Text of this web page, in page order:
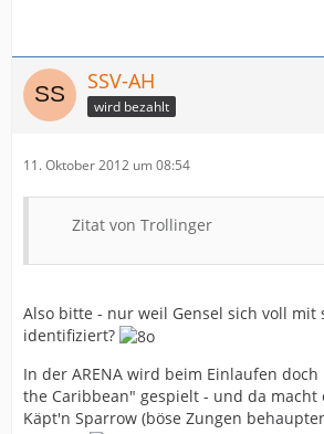
SSV-AH
wird bezahlt
11. Oktober 2012 um 08:54
Zitat von Trollinger
Also bitte - nur weil Gensel sich voll mit
identifiziert?
In der ARENA wird beim Einlaufen
the Caribbean" gespielt - und da
Käpt'n Sparrow (böse Zungen